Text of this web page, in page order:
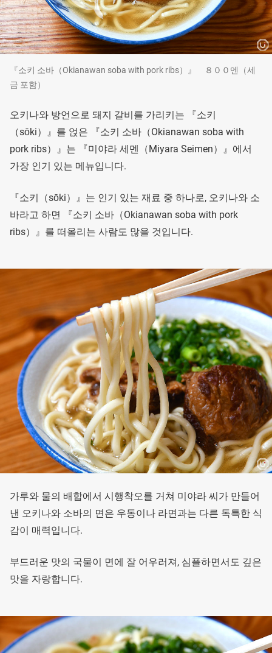
『소키 소바（Okianawan soba with pork ribs）』 ８００엔（세
금 포함）
오키나와 방언으로 돼지 갈비를 가리키는 『소키
（sōki）』를 얹은 『소키 소바（Okianawan soba with
pork ribs）』는 『미야라 세멘（Miyara Seimen）』에서
가장 인기 있는 메뉴입니다.
『소키（sōki）』는 인기 있는 재료 중 하나로, 오키나와 소
바라고 하면 『소키 소바（Okianawan soba with pork
ribs）』를 떠올리는 사람도 많을 것입니다.
가루와 물의 배합에서 시행착오를 거쳐 미야라 씨가 만들어
낸 오키나와 소바의 면은 우동이나 라면과는 다른 독특한 식
감이 매력입니다.
부드러운 맛의 국물이 면에 잘 어우러져, 심플하면서도 깊은
맛을 자랑합니다.